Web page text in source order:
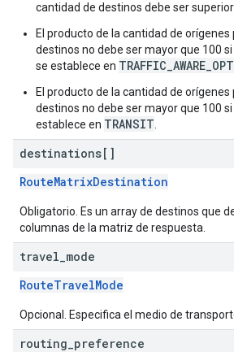
cantidad de destinos debe ser superior
El producto de la cantidad de orígenes
destinos no debe ser mayor que 100
se establece en
El producto de la cantidad de orígenes
destinos no debe ser mayor que 100
establece en TRANSIT
destinations[]
RouteMatrixDestination
Obligatorio. Es un array de destinos que
columnas de la matriz de respuesta.
travel mode
RouteTravelMode
Opcional. Especifica el medio de
routing preference